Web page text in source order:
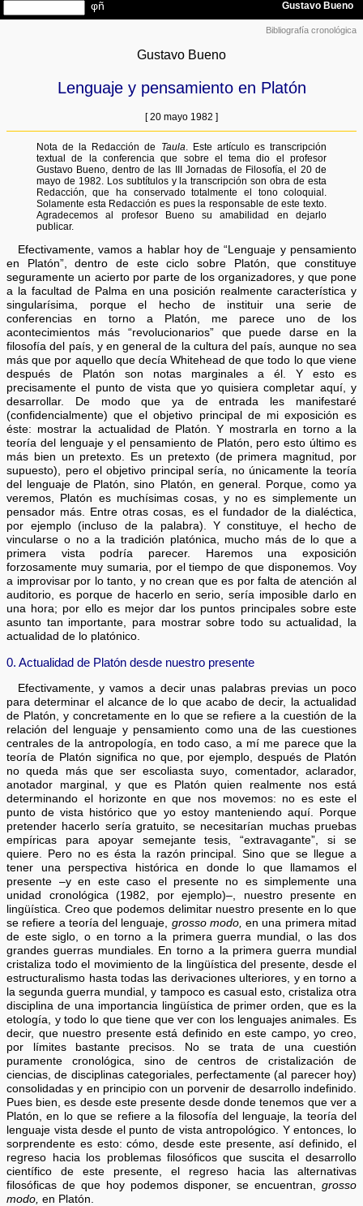
Bibliografía cronológica
Gustavo Bueno
Lenguaje y pensamiento en Platón
[ 20 mayo 1982 ]
Nota de la Redacción de Taula. Este artículo es transcripción
textual de la conferencia que sobre el tema dio el profesor
Gustavo Bueno, dentro de las III Jornadas de Filosofía, el 20 de
mayo de 1982. Los subtítulos y la transcripción son obra de esta
Redacción, que ha conservado totalmente el tono coloquial.
Solamente esta Redacción es pues la responsable de este texto.
Agradecemos al profesor Bueno su amabilidad en dejarlo
publicar.
Efectivamente, vamos a hablar hoy de “Lenguaje y pensamiento
en Platón”, dentro de este ciclo sobre Platón, que constituye
seguramente un acierto por parte de los organizadores, y que pone
a la facultad de Palma en una posición realmente característica y
singularísima, porque el hecho de instituir una serie de
conferencias en torno a Platón, me parece uno de los
acontecimientos más “revolucionarios” que puede darse en la
filosofía del país, y en general de la cultura del país, aunque no sea
más que por aquello que decía Whitehead de que todo lo que viene
después de Platón son notas marginales a él. Y esto es
precisamente el punto de vista que yo quisiera completar aquí, y
desarrollar. De modo que ya de entrada les manifestaré
(confidencialmente) que el objetivo principal de mi exposición es
éste: mostrar la actualidad de Platón. Y mostrarla en torno a la
teoría del lenguaje y el pensamiento de Platón, pero esto último es
más bien un pretexto. Es un pretexto (de primera magnitud, por
supuesto), pero el objetivo principal sería, no únicamente la teoría
del lenguaje de Platón, sino Platón, en general. Porque, como ya
veremos, Platón es muchísimas cosas, y no es simplemente un
pensador más. Entre otras cosas, es el fundador de la dialéctica,
por ejemplo (incluso de la palabra). Y constituye, el hecho de
vincularse o no a la tradición platónica, mucho más de lo que a
primera vista podría parecer. Haremos una exposición
forzosamente muy sumaria, por el tiempo de que disponemos. Voy
a improvisar por lo tanto, y no crean que es por falta de atención al
auditorio, es porque de hacerlo en serio, sería imposible darlo en
una hora; por ello es mejor dar los puntos principales sobre este
asunto tan importante, para mostrar sobre todo su actualidad, la
actualidad de lo platónico.
0. Actualidad de Platón desde nuestro presente
Efectivamente, y vamos a decir unas palabras previas un poco
para determinar el alcance de lo que acabo de decir, la actualidad
de Platón, y concretamente en lo que se refiere a la cuestión de la
relación del lenguaje y pensamiento como una de las cuestiones
centrales de la antropología, en todo caso, a mí me parece que la
teoría de Platón significa no que, por ejemplo, después de Platón
no queda más que ser escoliasta suyo, comentador, aclarador,
anotador marginal, y que es Platón quien realmente nos está
determinando el horizonte en que nos movemos: no es este el
punto de vista histórico que yo estoy manteniendo aquí. Porque
pretender hacerlo sería gratuito, se necesitarían muchas pruebas
empíricas para apoyar semejante tesis, “extravagante”, si se
quiere. Pero no es ésta la razón principal. Sino que se llegue a
tener una perspectiva histórica en donde lo que llamamos el
presente –y en este caso el presente no es simplemente una
unidad cronológica (1982, por ejemplo)–, nuestro presente en
lingüística. Creo que podemos delimitar nuestro presente en lo que
se refiere a teoría del lenguaje, grosso modo, en una primera mitad
de este siglo, o en torno a la primera guerra mundial, o las dos
grandes guerras mundiales. En torno a la primera guerra mundial
cristaliza todo el movimiento de la lingüística del presente, desde el
estructuralismo hasta todas las derivaciones ulteriores, y en torno a
la segunda guerra mundial, y tampoco es casual esto, cristaliza otra
disciplina de una importancia lingüística de primer orden, que es la
etología, y todo lo que tiene que ver con los lenguajes animales. Es
decir, que nuestro presente está definido en este campo, yo creo,
por límites bastante precisos. No se trata de una cuestión
puramente cronológica, sino de centros de cristalización de
ciencias, de disciplinas categoriales, perfectamente (al parecer hoy)
consolidadas y en principio con un porvenir de desarrollo indefinido.
Pues bien, es desde este presente desde donde tenemos que ver a
Platón, en lo que se refiere a la filosofía del lenguaje, la teoría del
lenguaje vista desde el punto de vista antropológico. Y entonces, lo
sorprendente es esto: cómo, desde este presente, así definido, el
regreso hacia los problemas filosóficos que suscita el desarrollo
científico de este presente, el regreso hacia las alternativas
filosóficas de que hoy podemos disponer, se encuentran, grosso
modo, en Platón.